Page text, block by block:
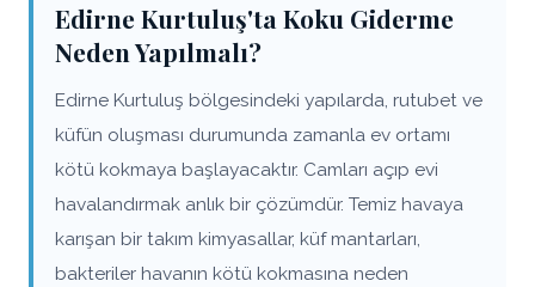
Edirne Kurtuluş'ta Koku Giderme
Neden Yapılmalı?
Edirne Kurtuluş bölgesindeki yapılarda, rutubet ve
küfün oluşması durumunda zamanla ev ortamı
kötü kokmaya başlayacaktır. Camları açıp evi
havalandırmak anlık bir çözümdür. Temiz havaya
karışan bir takım kimyasallar, küf mantarları,
bakteriler havanın kötü kokmasına neden